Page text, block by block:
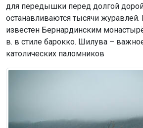
для передышки перед долгой
останавливаются тысячи журавлей.
известен Бернардинским
в. в стиле барокко. Шилува –
католических паломников